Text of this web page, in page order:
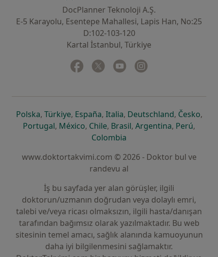
DocPlanner Teknoloji A.Ş.
E-5 Karayolu, Esentepe Mahallesi, Lapis Han, No:25
D:102-103-120
Kartal İstanbul, Türkiye
Facebook
yeni bir sekmede açılır
Twitter
yeni bir sekmede açılır
Youtube
yeni bir sekmede açılır
Polskayeni bir sekmede açılır
, Türkiyeyeni bir sekmede açılır
, Españayeni bir sekmede açılır
, Italiayeni bir sekmede açılır
, Deutschlandyeni bir
, Českoyeni
,
Portugalyeni bir sekmede açılır
, Méxicoyeni bir sekmede açılır
, Chileyeni bir sekmede açılır
, Brasilyeni bir sekmede açılır
, Argentinayeni bir
, Perúyeni
,
Colombia
www.doktortakvimi.com © 2026 - Doktor bul ve
randevu al
İş bu sayfada yer alan görüşler, ilgili
doktorun/uzmanın doğrudan veya dolaylı emri,
talebi ve/veya ricası olmaksızın, ilgili hasta/danışan
tarafından bağımsız olarak yazılmaktadır. Bu web
sitesinin temel amacı, sağlık alanında kamuoyunun
daha iyi bilgilenmesini sağlamaktır.